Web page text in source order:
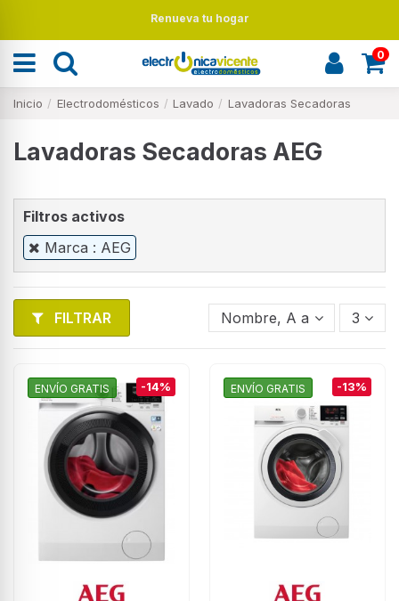
Renueva tu hogar
0
Inicio Electrodomésticos Lavado Lavadoras Secadoras
Lavadoras Secadoras AEG
Filtros activos
Marca : AEG
FILTRAR Nombre, A a Z 3
ENVÍO GRATIS -14% ENVÍO GRATIS -13%